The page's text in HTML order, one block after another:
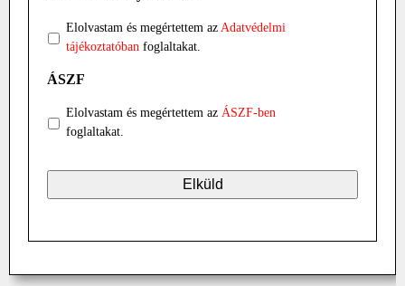
Elolvastam és megértettem az Adatvédelmi
tájékoztatóban foglaltakat.
ÁSZF
Elolvastam és megértettem az ÁSZF-ben
foglaltakat.